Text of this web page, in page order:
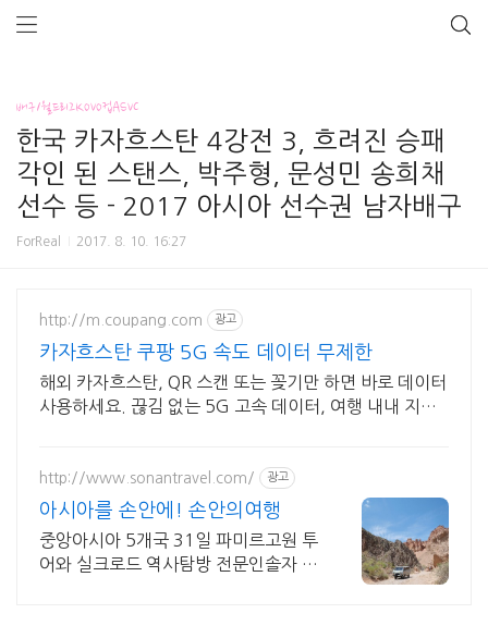
배구/월드리그KOVO컵ASVC
한국 카자흐스탄 4강전 3, 흐려진 승패
각인 된 스탠스, 박주형, 문성민 송희채
선수 등 - 2017 아시아 선수권 남자배구
ForReal 2017. 8. 10. 16:27
http://m.coupang.com 광고
카자흐스탄 쿠팡 5G 속도 데이터 무제한
해외 카자흐스탄, QR 스캔 또는 꽂기만 하면 바로 데이터
사용하세요. 끊김 없는 5G 고속 데이터, 여행 내내 지도
http://www.sonantravel.com/ 광고
아시아를 손안에! 손안의여행
중앙아시아 5개국 31일 파미르고원 투
어와 실크로드 역사탐방 전문인솔자 동